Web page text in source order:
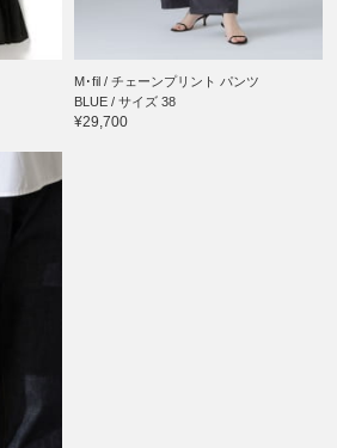
M･fil / チェーンプリント パンツ
BLUE / サイズ 38
¥29,700